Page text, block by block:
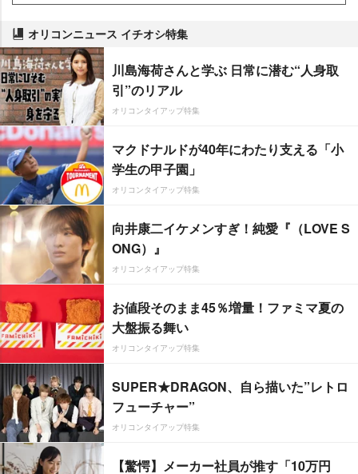
オリコンニュース イチオシ特集
川島海荷さんと学ぶ 日常に潜む“人身取
引”のリアル
オリコンタイアップ特集
マクドナルドが40年にわたり支える「小
学生の甲子園」
オリコンタイアップ特集
向井康二イケメンすぎ！純愛『（LOVE S
ONG）』
オリコンタイアップ特集
お値段そのまま45％増量！ファミマ夏の
大盤振る舞い
オリコンタイアップ特集
SUPER★DRAGON、自ら描いた”レトロ
フューチャー”
オリコンタイアップ特集
【驚愕】メーカー社員が推す「10万円